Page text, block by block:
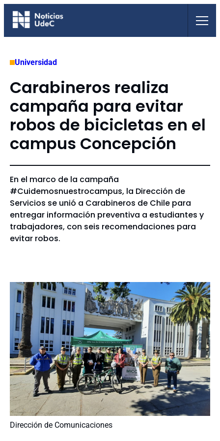
Saltar
Universidad
Carabineros realiza
campaña para evitar
robos de bicicletas en el
campus Concepción
En el marco de la campaña
#Cuidemosnuestrocampus, la Dirección de
Servicios se unió a Carabineros de Chile para
entregar información preventiva a estudiantes y
trabajadores, con seis recomendaciones para
evitar robos.
Dirección de Comunicaciones